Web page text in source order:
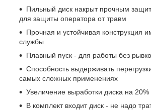
Пильный диск накрыт прочным
для защиты оператора от травм
Прочная и устойчивая конструкция
службы
Плавный пуск - для работы без
Способность выдерживать
самых сложных применениях
Увеличение выработки диска на 20%
В комплект входит диск - не надо